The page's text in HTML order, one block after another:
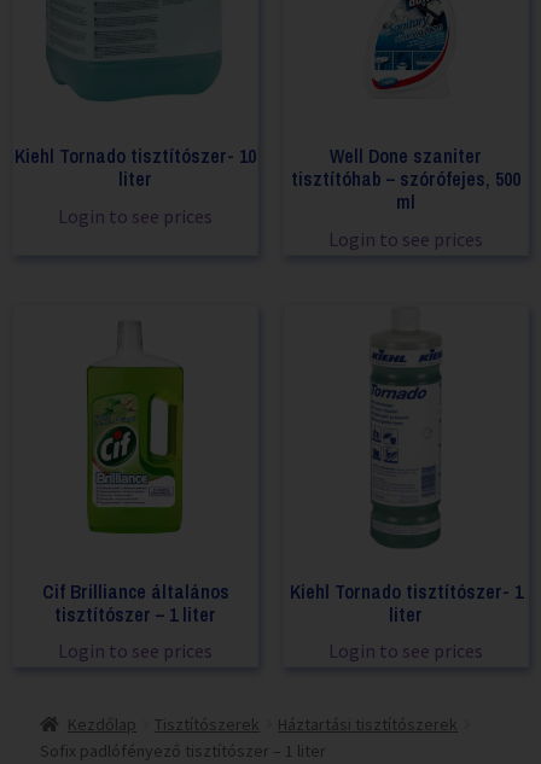
Kiehl Tornado tisztítószer- 10
liter
Login to see prices
Well Done szaniter
tisztítóhab – szórófejes, 500
ml
Login to see prices
Cif Brilliance általános
tisztítószer – 1 liter
Login to see prices
Kiehl Tornado tisztítószer- 1
liter
Login to see prices
Kezdőlap Tisztítószerek
Háztartási tisztítószerek
Sofix padlófényező tisztítószer – 1 liter